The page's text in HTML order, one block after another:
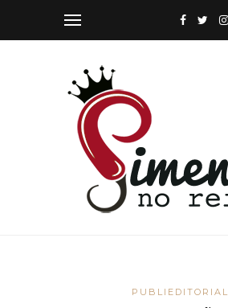
PUBLIEDITORIAL